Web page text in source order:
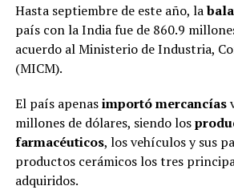
Hasta septiembre de este año, la
país con la India fue de 860.9
acuerdo al Ministerio de Industria,
(MICM).
El país apenasimportó mercancías
millones de dólares, siendo los
farmacéuticos, los vehículos y sus
productos cerámicos los tres
adquiridos.